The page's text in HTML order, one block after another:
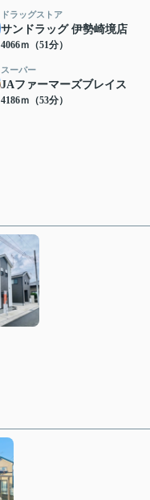
ドラッグストア
サンドラッグ 伊勢崎境店
4066ｍ（51分）
スーパー
JAファーマーズブレイス
4186ｍ（53分）